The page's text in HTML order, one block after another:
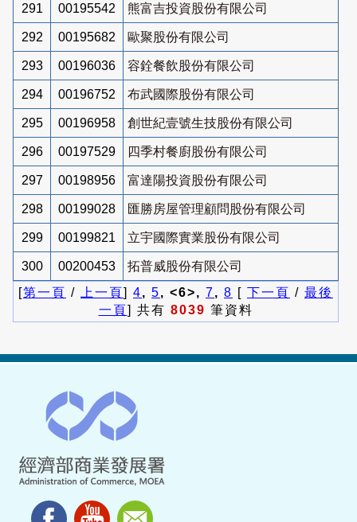
291 00195542 熊富吉投資股份有限公司
292 00195682 歐聚股份有限公司
293 00196036 容銓餐飲股份有限公司
294 00196752 布武國際股份有限公司
295 00196958 創世紀壹號生技股份有限公司
296 00197529 四季村餐廚股份有限公司
297 00198956 富達陽投資股份有限公司
298 00199028 匯勝房屋管理顧問股份有限公司
299 00199821 立宇國際實業股份有限公司
300 00200453
拓普威股份有限公司
[第一頁 / 上一頁] 4, 5, <6>, 7, 8 [ 下一頁 / 最後
一頁] 共有 8039 筆資料